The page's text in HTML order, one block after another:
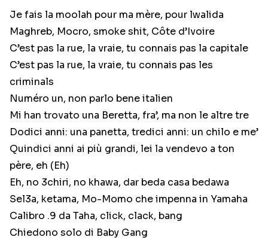
Je fais la moolah pour ma mère, pour lwalida
Maghreb, Mocro, smoke shit, Côte d’Ivoire
C’est pas la rue, la vraie, tu connais pas la capitale
C’est pas la rue, la vraie, tu connais pas les
criminals
Numéro un, non parlo bene italien
Mi han trovato una Beretta, fra’, ma non le altre tre
Dodici anni: una panetta, tredici anni: un chilo e me’
Quindici anni ai più grandi, lei la vendevo a ton
père, eh (Eh)
Eh, no 3chiri, no khawa, dar beda casa bedawa
Sel3a, ketama, Mo-Momo che impenna in Yamaha
Calibro .9 da Taha, click, clack, bang
Chiedono solo di Baby Gang